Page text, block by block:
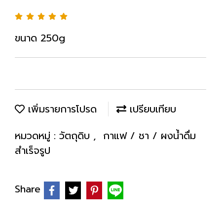
ขนาด 250g
เพิ่มรายการโปรด
เปรียบเทียบ
หมวดหมู่ : วัตถุดิบ , กาแฟ / ชา / ผงน้ำดื่ม
สำเร็จรูป
Share